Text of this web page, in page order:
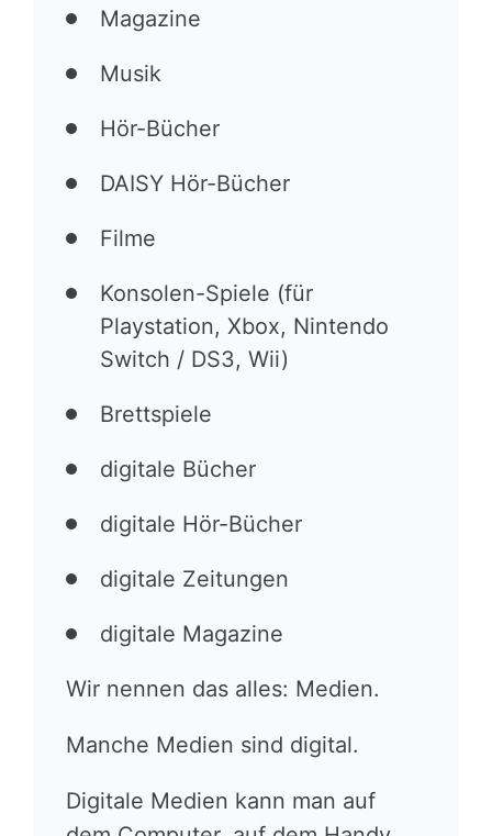
Magazine
Musik
Hör-Bücher
DAISY Hör-Bücher
Filme
Konsolen-Spiele (für
Playstation, Xbox, Nintendo
Switch / DS3, Wii)
Brettspiele
digitale Bücher
digitale Hör-Bücher
digitale Zeitungen
digitale Magazine
Wir nennen das alles: Medien.
Manche Medien sind digital.
Digitale Medien kann man auf